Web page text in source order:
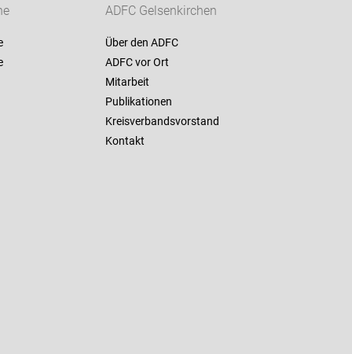
ADFC Gelsenkirchen
Über den ADFC
ADFC vor Ort
Mitarbeit
Publikationen
Kreisverbandsvorstand
Kontakt